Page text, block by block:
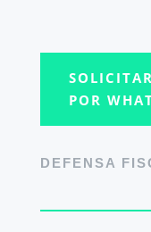
POR
DEFENSA